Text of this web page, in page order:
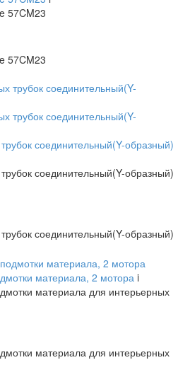
57CM23
57CM23
соединительный(Y-образный)
соединительный(Y-образный)
соединительный(Y-образный)
материала, 2 мотора i
материала для интерьерных
материала для интерьерных